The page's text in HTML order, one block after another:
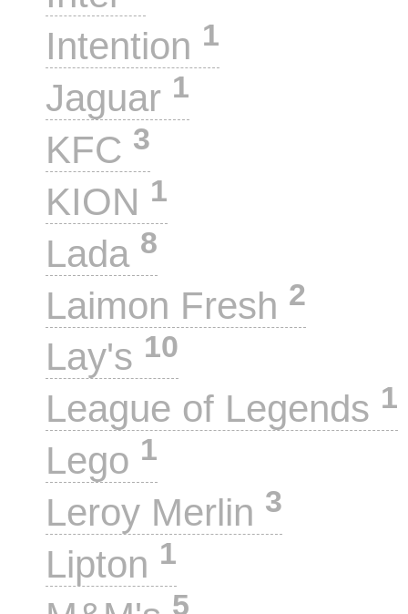
Intention 1
Jaguar 1
KFC 3
KION 1
Lada 8
Laimon Fresh 2
Lay's 10
League of Legends 1
Lego 1
Leroy Merlin 3
Lipton 1
5